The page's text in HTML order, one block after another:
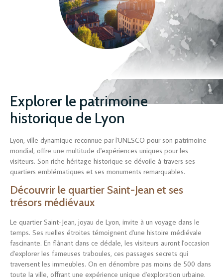
Explorer le patrimoine
historique de Lyon
Lyon, ville dynamique reconnue par l'UNESCO pour son patrimoine
mondial, offre une multitude d'expériences uniques pour les
visiteurs. Son riche héritage historique se dévoile à travers ses
quartiers emblématiques et ses monuments remarquables.
Découvrir le quartier Saint-Jean et ses
trésors médiévaux
Le quartier Saint-Jean, joyau de Lyon, invite à un voyage dans le
temps. Ses ruelles étroites témoignent d'une histoire médiévale
fascinante. En flânant dans ce dédale, les visiteurs auront l'occasion
d'explorer les fameuses traboules, ces passages secrets qui
traversent les immeubles. On en dénombre pas moins de 500 dans
toute la ville, offrant une expérience unique d'exploration urbaine.